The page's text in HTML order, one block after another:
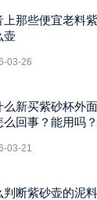
上那些便宜老料
壶
03-26
么新买紫砂杯外
么回事？能用吗？
03-21
判断紫砂壶的泥